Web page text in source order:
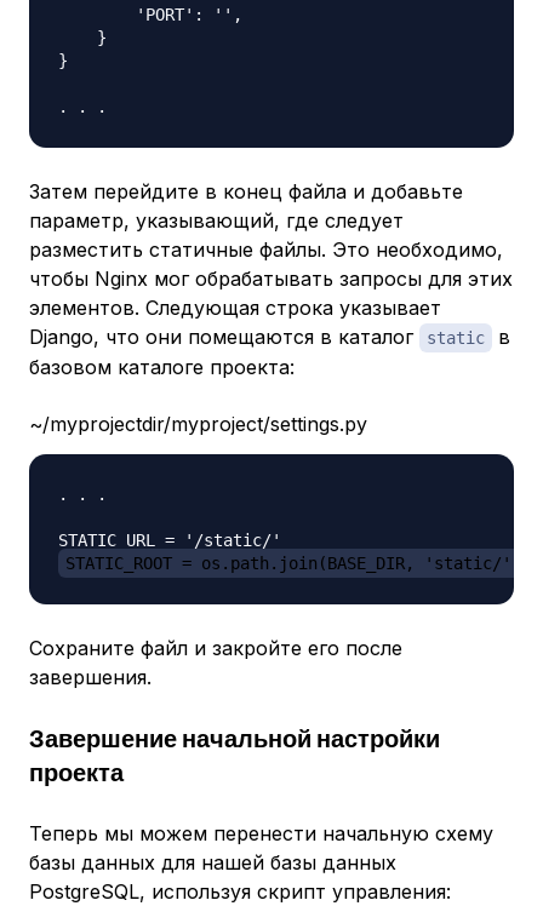
        'PORT': '',
    }
}
Затем перейдите в конец файла и добавьте
параметр, указывающий, где следует
разместить статичные файлы. Это необходимо,
чтобы Nginx мог обрабатывать запросы для этих
элементов. Следующая строка указывает
Django, что они помещаются в каталог
static
в
базовом каталоге проекта:
~/myprojectdir/myproject/settings.py
. . .
STATIC_ROOT = os.path.join(BASE_DIR, 'static/')
Сохраните файл и закройте его после
завершения.
Завершение начальной настройки
проекта
Теперь мы можем перенести начальную схему
базы данных для нашей базы данных
PostgreSQL, используя скрипт управления: